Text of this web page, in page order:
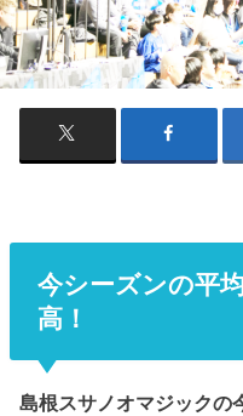
今シーズンの平
高！
島根スサノオマジックの